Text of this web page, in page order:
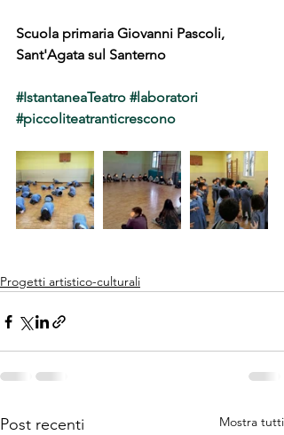
Scuola primaria Giovanni Pascoli,
Sant'Agata sul Santerno
#IstantaneaTeatro #laboratori
#piccoliteatranticrescono
Progetti artistico-culturali
Post recenti Mostra tutti